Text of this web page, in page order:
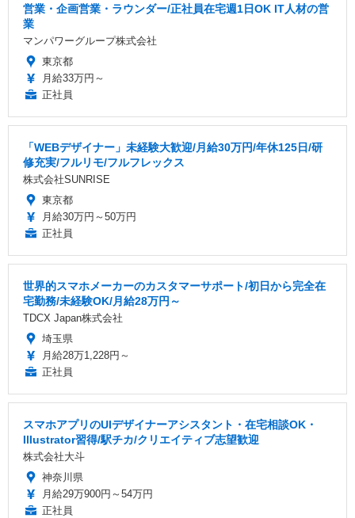
営業・企画営業・ラウンダー/正社員在宅週1日OK IT人材の営
業
マンパワーグループ株式会社
東京都
月給33万円～
正社員
「WEBデザイナー」未経験大歓迎/月給30万円/年休125日/研
修充実/フルリモ/フルフレックス
株式会社SUNRISE
東京都
月給30万円～50万円
正社員
世界的スマホメーカーのカスタマーサポート/初日から完全在
宅勤務/未経験OK/月給28万円～
TDCX Japan株式会社
埼玉県
月給28万1,228円～
正社員
スマホアプリのUIデザイナーアシスタント・在宅相談OK・
Illustrator習得/駅チカ/クリエイティブ志望歓迎
株式会社大斗
神奈川県
月給29万900円～54万円
正社員